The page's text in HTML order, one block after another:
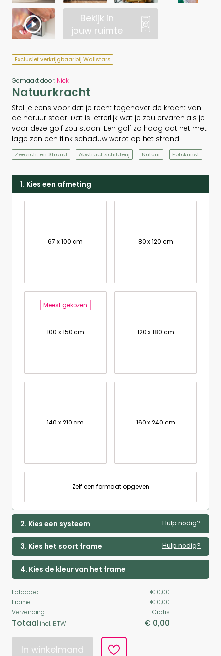
Bekijk in
jouw ruimte
Exclusief verkrijgbaar bij Wallstars
Gemaakt door: Nick
Natuurkracht
Stel je eens voor dat je recht tegenover de kracht van
de natuur staat. Dat is letterlijk wat je zou ervaren als je
voor deze golf zou staan. Een golf zo hoog dat het met
lage zon een flink schaduw werpt op het strand.
Zeezicht en Strand Abstract schilderij Natuur Fotokunst
1. Kies een afmeting
67 x 100 cm 80 x 120 cm
Meest gekozen
100 x 150 cm 120 x 180 cm
140 x 210 cm 160 x 240 cm
Zelf een formaat opgeven
2. Kies een systeem Hulp nodig?
3. Kies het soort frame Hulp nodig?
4. Kies de kleur van het frame
Fotodoek
€ 0,00
Frame
€ 0,00
Verzending
Gratis
Totaal incl. BTW € 0,00
In winkelmand